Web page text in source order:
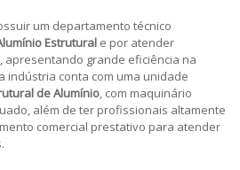
um departamento técnico
Estrutural e por atender
apresentando grande eficiência na
indústria conta com uma unidade
de Alumínio, com maquinário
além de ter profissionais altamente
comercial prestativo para atender